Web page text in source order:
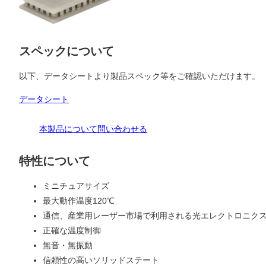
スペックについて
以下、データシートより製品スペック等をご確認いただけます。
データシート
本製品について問い合わせる
特性について
ミニチュアサイズ
最大動作温度120℃
通信、産業用レーザー市場で利用される光エレクトロニク
正確な温度制御
無音・無振動
信頼性の高いソリッドステート